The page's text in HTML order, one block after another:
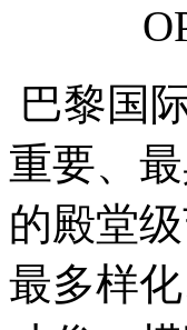
巴黎国
重要、
的殿堂
最多样